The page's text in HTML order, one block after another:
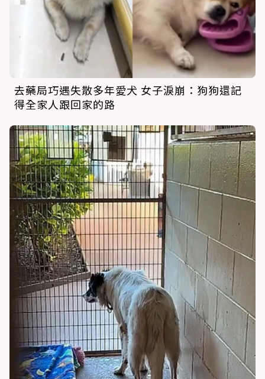
去藥局巧遇失散多年愛犬 女子淚崩：狗狗還記
得全家人跟回家的路